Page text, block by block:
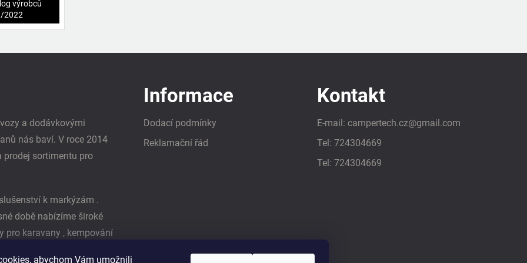
abychom Vám umožnili
výrobců
2022
a dodávkovými
nás baví. V roce 2014
prodej sortimentu pro
k markýzám .
době nabízíme široké
pro karavany , kempování
Reimo
Informace
Dodací podmínky
Reklamační řád
Kontakt
E-mail: campertech.cz@gmail.com
Tel: 724304669
Tel: 724304669